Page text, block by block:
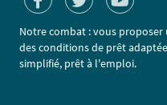
Notre combat : vous
des conditions de prêt
simplifié, prêt à l'emploi.